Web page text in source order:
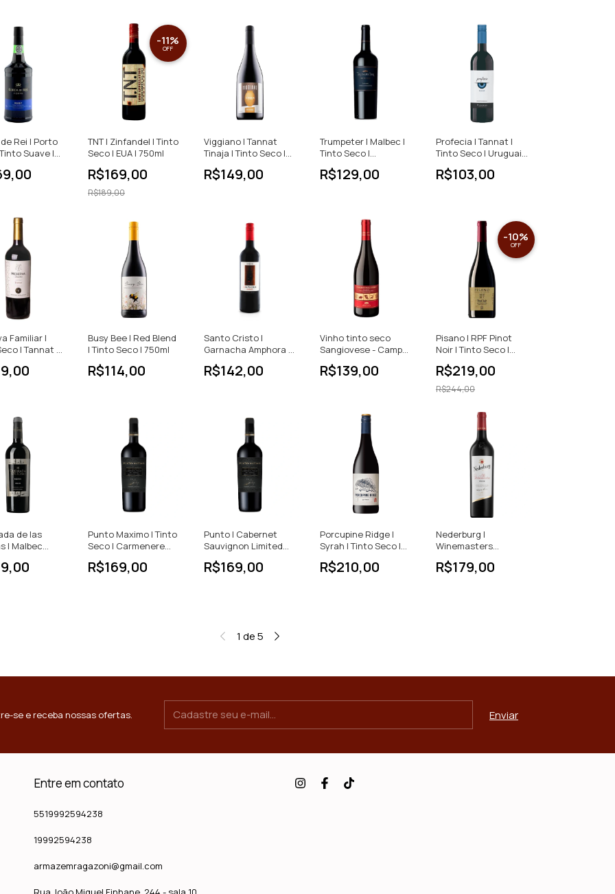
Rei | Porto
Suave |
TNT | Zinfandel | Tinto
Seco | EUA | 750ml
R$169,00
-11%
OFF
R$189,00
Viggiano | Tannat
Tinaja | Tinto Seco |
750ml
R$149,00
Trumpeter | Malbec |
Tinto Seco |
Argentina | 750ml
R$129,00
Profecia | Tannat |
Tinto Seco | Uruguai |
750ml
R$103,00
Familiar |
| Tannat |
| 750ml
Busy Bee | Red Blend
| Tinto Seco | 750ml
R$114,00
Santo Cristo |
Garnacha Amphora |
Tinto Seco | 750ml
R$142,00
Vinho tinto seco
Sangiovese - Campo
Della Fiera IGT - 750ml
R$139,00
Pisano | RPF Pinot
Noir | Tinto Seco |
750ml
R$219,00
-10%
OFF
R$244,00
de las
| Malbec
| Tinto Seco |
Punto Maximo | Tinto
Seco | Carmenere
Limited Edition |
Argentina | 750ml
R$169,00
Punto | Cabernet
Sauvignon Limited
Edition | Tinto Seco |
750ml
R$169,00
Porcupine Ridge |
Syrah | Tinto Seco |
750ml
R$210,00
Nederburg |
Winemasters
Pinotage | Tinto Seco
| África do Sul | 750ml
R$179,00
1 de5
se e receba nossas ofertas.
Entre em contato
5519992594238
19992594238
armazemragazoni@gmail.com